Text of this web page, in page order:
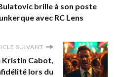
brille à son poste
avec RC Lens
SUIVANT
Cabot,
lors du